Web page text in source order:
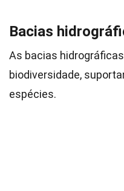
Bacias
As bacias
biodiversidade,
espécies.